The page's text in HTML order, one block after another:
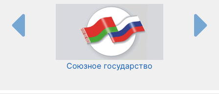
Союзное государство